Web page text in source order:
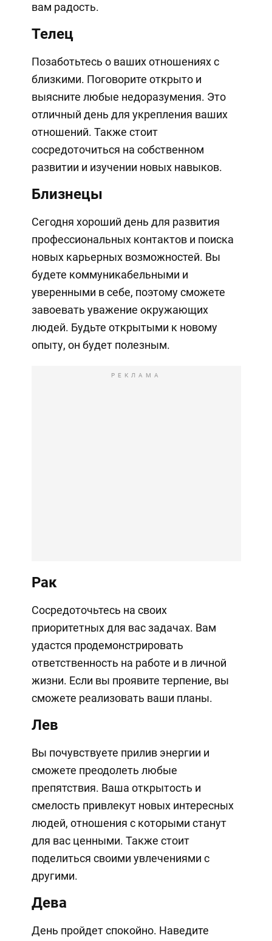
вам радость.
Телец
Позаботьтесь о ваших отношениях с
близкими. Поговорите открыто и
выясните любые недоразумения. Это
отличный день для укрепления ваших
отношений. Также стоит
сосредоточиться на собственном
развитии и изучении новых навыков.
Близнецы
Сегодня хороший день для развития
профессиональных контактов и поиска
новых карьерных возможностей. Вы
будете коммуникабельными и
уверенными в себе, поэтому сможете
завоевать уважение окружающих
людей. Будьте открытыми к новому
опыту, он будет полезным.
РЕКЛАМА
Рак
Сосредоточьтесь на своих
приоритетных для вас задачах. Вам
удастся продемонстрировать
ответственность на работе и в личной
жизни. Если вы проявите терпение, вы
сможете реализовать ваши планы.
Лев
Вы почувствуете прилив энергии и
сможете преодолеть любые
препятствия. Ваша открытость и
смелость привлекут новых интересных
людей, отношения с которыми станут
для вас ценными. Также стоит
поделиться своими увлечениями с
другими.
Дева
День пройдет спокойно. Наведите